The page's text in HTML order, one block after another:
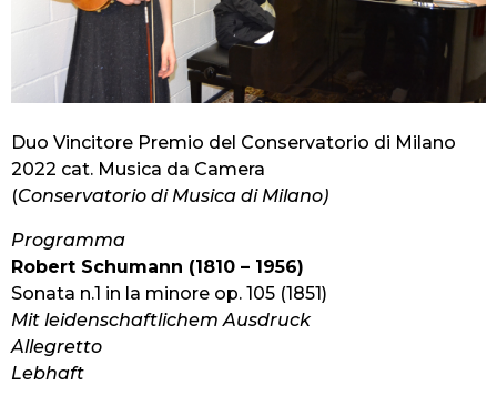
Duo Vincitore Premio del Conservatorio di Milano
2022 cat. Musica da Camera
(Conservatorio di Musica di Milano)
Programma
Robert Schumann (1810 – 1956)
Sonata n.1 in la minore op. 105 (1851)
Mit leidenschaftlichem Ausdruck
Allegretto
Lebhaft